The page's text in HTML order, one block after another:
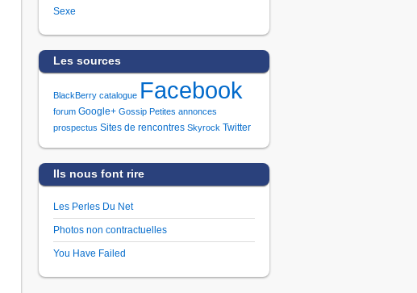
Sexe
Les sources
BlackBerry catalogue Facebook
forum Google+ Gossip Petites annonces
prospectus Sites de rencontres Skyrock Twitter
Ils nous font rire
Les Perles Du Net
Photos non contractuelles
You Have Failed